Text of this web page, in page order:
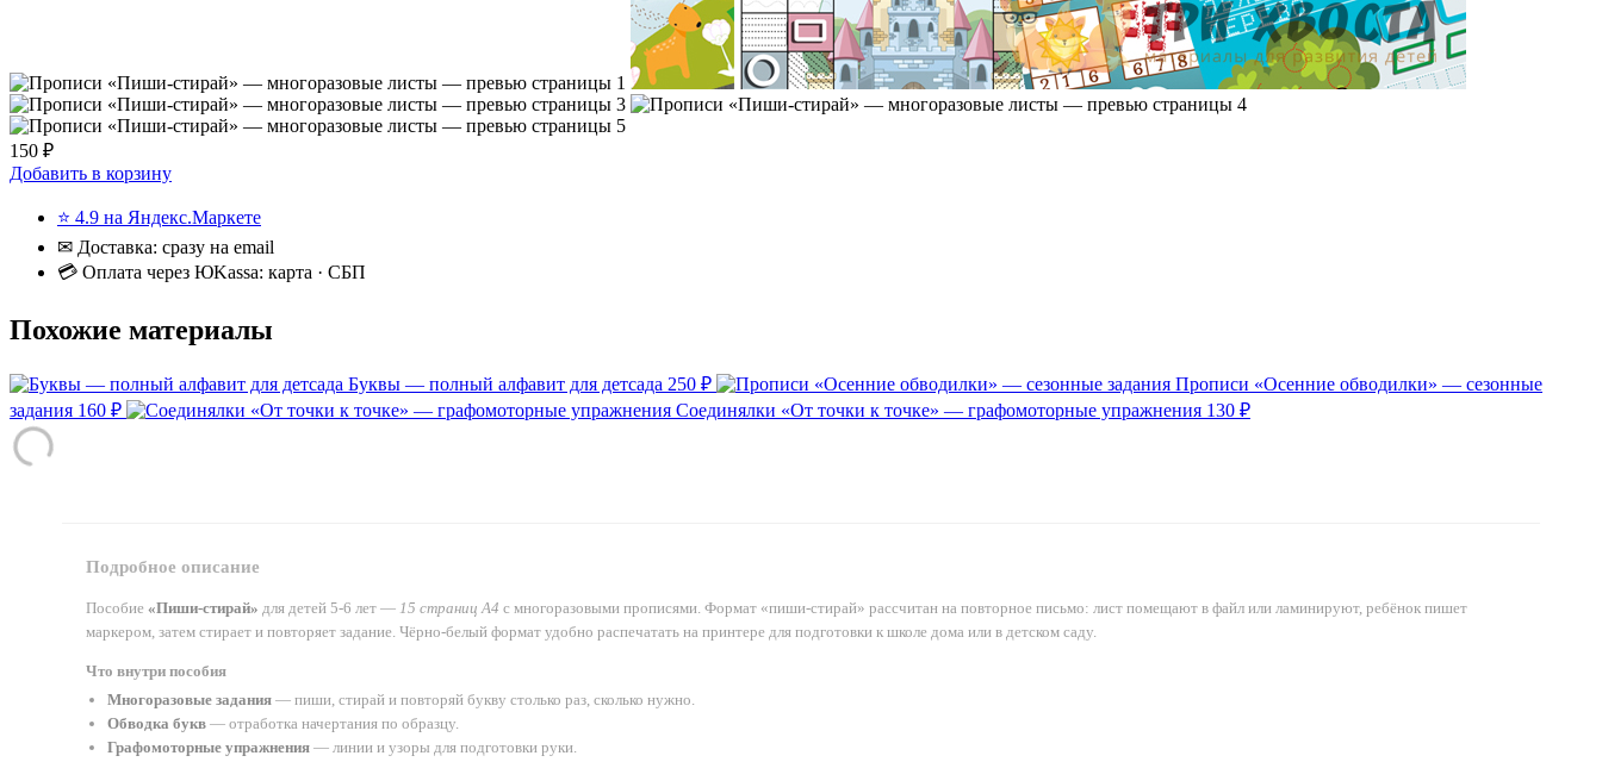
150 ₽
Добавить в корзину
⭐ 4.9 на Яндекс.Маркете
✉ Доставка: сразу на email
💳 Оплата через ЮKassa: карта · СБП
Похожие материалы
Буквы — полный алфавит для детсада 250 ₽
Прописи «Осенние обводилки» — сезонные
задания 160 ₽ Соединялки «От точки к точке» — графомоторные упражнения 130 ₽
Подробное описание
Пособие «Пиши-стирай» для детей 5-6 лет — 15 страниц А4 с многоразовыми прописями. Формат «пиши-стирай» рассчитан на повторное письмо: лист помещают в файл или ламинируют, ребёнок пишет
маркером, затем стирает и повторяет задание. Чёрно-белый формат удобно распечатать на принтере для подготовки к школе дома или в детском саду.
Что внутри пособия
Многоразовые задания — пиши, стирай и повторяй букву столько раз, сколько нужно.
Обводка букв — отработка начертания по образцу.
Графомоторные упражнения — линии и узоры для подготовки руки.